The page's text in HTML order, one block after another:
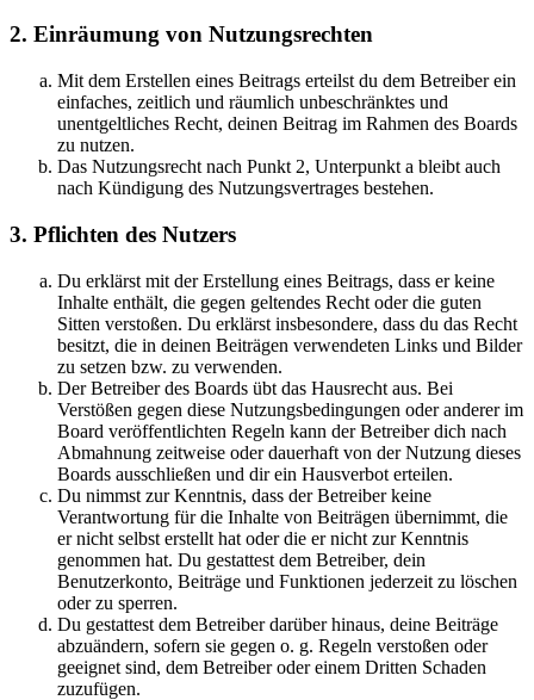
2. Einräumung von Nutzungsrechten
Mit dem Erstellen eines Beitrags erteilst du dem Betreiber ein
einfaches, zeitlich und räumlich unbeschränktes und
unentgeltliches Recht, deinen Beitrag im Rahmen des Boards
zu nutzen.
Das Nutzungsrecht nach Punkt 2, Unterpunkt a bleibt auch
nach Kündigung des Nutzungsvertrages bestehen.
3. Pflichten des Nutzers
Du erklärst mit der Erstellung eines Beitrags, dass er keine
Inhalte enthält, die gegen geltendes Recht oder die guten
Sitten verstoßen. Du erklärst insbesondere, dass du das Recht
besitzt, die in deinen Beiträgen verwendeten Links und Bilder
zu setzen bzw. zu verwenden.
Der Betreiber des Boards übt das Hausrecht aus. Bei
Verstößen gegen diese Nutzungsbedingungen oder anderer im
Board veröffentlichten Regeln kann der Betreiber dich nach
Abmahnung zeitweise oder dauerhaft von der Nutzung dieses
Boards ausschließen und dir ein Hausverbot erteilen.
Du nimmst zur Kenntnis, dass der Betreiber keine
Verantwortung für die Inhalte von Beiträgen übernimmt, die
er nicht selbst erstellt hat oder die er nicht zur Kenntnis
genommen hat. Du gestattest dem Betreiber, dein
Benutzerkonto, Beiträge und Funktionen jederzeit zu löschen
oder zu sperren.
Du gestattest dem Betreiber darüber hinaus, deine Beiträge
abzuändern, sofern sie gegen o. g. Regeln verstoßen oder
geeignet sind, dem Betreiber oder einem Dritten Schaden
zuzufügen.